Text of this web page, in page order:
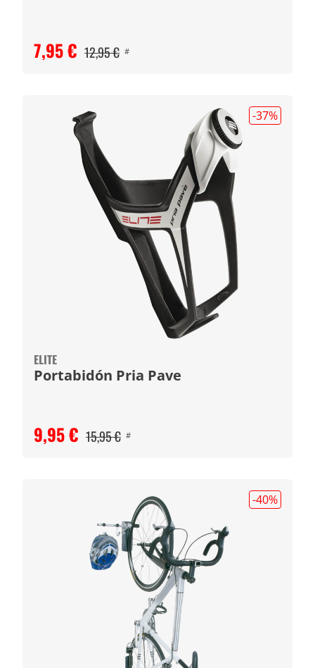
7,95 € 12,95 € #
-37%
ELITE
Portabidón Pria Pave
9,95 € 15,95 € #
-40%